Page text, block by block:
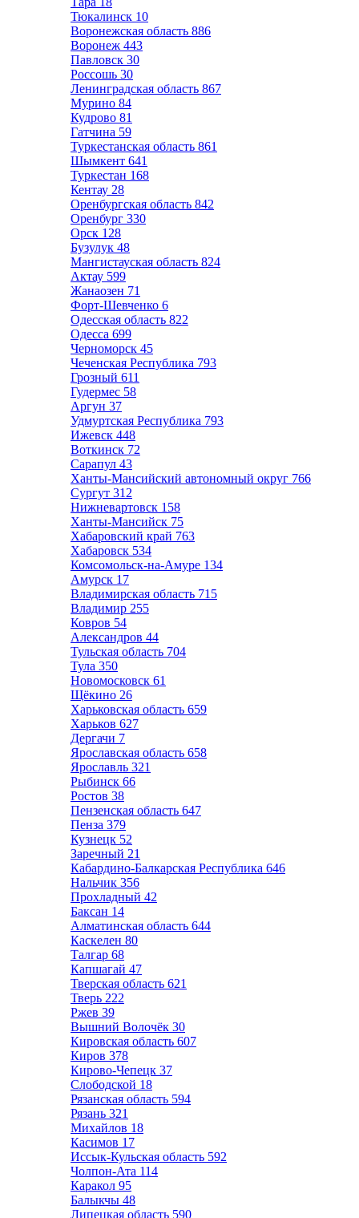
Тюкалинск 10
Воронежская область 886
Воронеж 443
Павловск 30
Россошь 30
Ленинградская область 867
Мурино 84
Кудрово 81
Гатчина 59
Туркестанская область 861
Шымкент 641
Туркестан 168
Кентау 28
Оренбургская область 842
Оренбург 330
Орск 128
Бузулук 48
Мангистауская область 824
Актау 599
Жанаозен 71
Форт-Шевченко 6
Одесская область 822
Одесса 699
Черноморск 45
Чеченская Республика 793
Грозный 611
Гудермес 58
Аргун 37
Удмуртская Республика 793
Ижевск 448
Воткинск 72
Сарапул 43
Ханты-Мансийский автономный округ 766
Сургут 312
Нижневартовск 158
Ханты-Мансийск 75
Хабаровский край 763
Хабаровск 534
Комсомольск-на-Амуре 134
Амурск 17
Владимирская область 715
Владимир 255
Ковров 54
Александров 44
Тульская область 704
Тула 350
Новомосковск 61
Щёкино 26
Харьковская область 659
Харьков 627
Дергачи 7
Ярославская область 658
Ярославль 321
Рыбинск 66
Ростов 38
Пензенская область 647
Пенза 379
Кузнецк 52
Заречный 21
Кабардино-Балкарская Республика 646
Нальчик 356
Прохладный 42
Баксан 14
Алматинская область 644
Каскелен 80
Талгар 68
Капшагай 47
Тверская область 621
Тверь 222
Ржев 39
Вышний Волочёк 30
Кировская область 607
Киров 378
Кирово-Чепецк 37
Слободской 18
Рязанская область 594
Рязань 321
Михайлов 18
Касимов 17
Иссык-Кульская область 592
Чолпон-Ата 114
Каракол 95
Балыкчы 48
Липецкая область 590